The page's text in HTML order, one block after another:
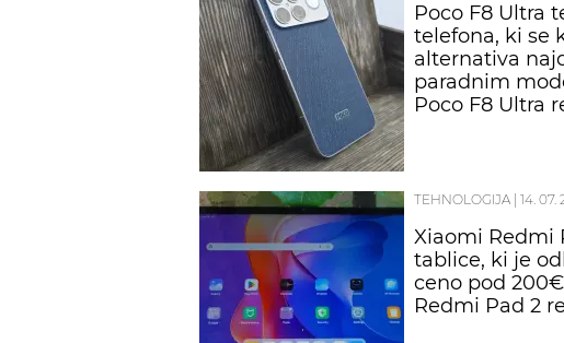
Poco F8 Ultra
telefona, ki se
alternativa
paradnim
Poco F8 Ultra
TEHNOLOGIJA 14. 07.
Xiaomi Redmi
tablice, ki je
ceno pod
Redmi Pad 2